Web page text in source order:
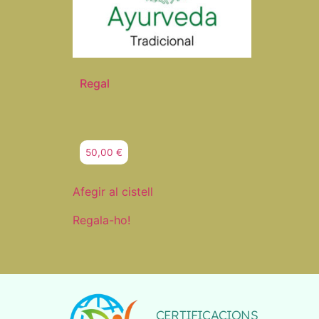
Regal
50,00 €
Afegir al cistell
Regala-ho!
CERTIFICACIONS